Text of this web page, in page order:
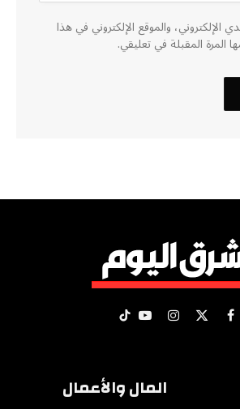
الإلكتروني، والموقع الإلكتروني في هذا
المرة المقبلة في تعليقي.
فيسبوك
X الانستغراميوتيوبتيكتوك
المال والأعمال